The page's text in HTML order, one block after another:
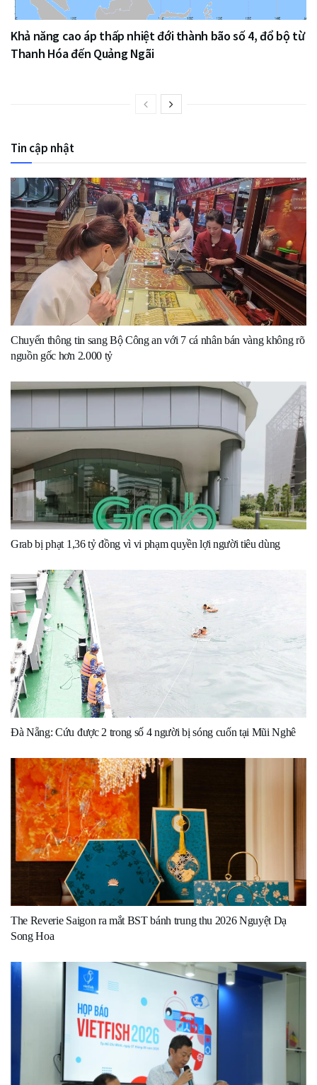
Khả năng cao áp thấp nhiệt đới thành bão số 4, đổ bộ từ
Thanh Hóa đến Quảng Ngãi
Tin cập nhật
Chuyển thông tin sang Bộ Công an với 7 cá nhân bán vàng không rõ
nguồn gốc hơn 2.000 tỷ
Grab bị phạt 1,36 tỷ đồng vì vi phạm quyền lợi người tiêu dùng
Đà Nẵng: Cứu được 2 trong số 4 người bị sóng cuốn tại Mũi Nghê
The Reverie Saigon ra mắt BST bánh trung thu 2026 Nguyệt Dạ
Song Hoa